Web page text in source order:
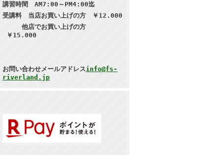
講習時間 AM7:00～PM4:00迄
受講料 当店お買い上げの方 ￥12.000
他店でお買い上げの方
￥15.000
お問い合わせメールアドレスinfo@fs-
riverland.jp